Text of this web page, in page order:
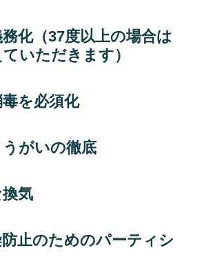
務化（37度以上の場合は
いただきます）
毒を必須化
うがいの徹底
換気
防止のためのパーティシ